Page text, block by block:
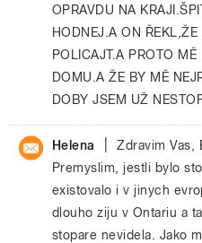
OPRAVDU NA
HODNEJ.A ON
POLICAJT.A PROTO
DOMU.A ŽE BY MĚ
DOBY JSEM UŽ
Helena
Zdravim Vas,
Premyslim, jestli bylo
existovalo i v jinych
dlouho ziju v Ontariu a
stopare nevidela. Jako